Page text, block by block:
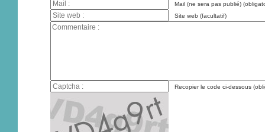
Mail (ne sera pas publié)
Site web (facultatif)
Recopier le code ci-dessous